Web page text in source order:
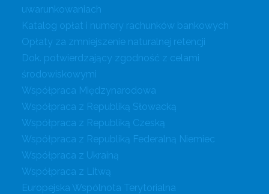
uwarunkowaniach
Katalog opłat i numery rachunków bankowych
Opłaty za zmniejszenie naturalnej retencji
Dok. potwierdzający zgodność z celami
środowiskowymi
Współpraca Międzynarodowa
Współpraca z Republiką Słowacką
Współpraca z Republiką Czeską
Współpraca z Republiką Federalną Niemiec
Współpraca z Ukrainą
Współpraca z Litwą
Europejska Wspólnota Terytorialna